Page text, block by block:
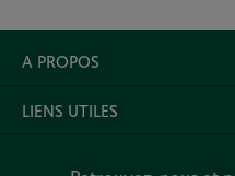
A PROPOS
LIENS UTILES